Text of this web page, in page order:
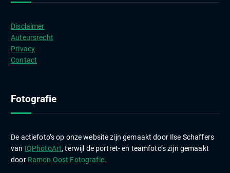
v
e
n
Disclaimer
Auteursrecht
Privacy
Contact
Fotografie
De actiefoto’s op onze website zijn gemaakt door Ilse Schaffers
van IQPhotoArt, terwijl de portret- en teamfoto’s zijn gemaakt
door Ramon Oost Fotografie.